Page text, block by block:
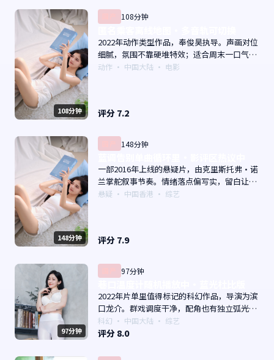
108分钟
108分钟
2022年动作类型作品，奉俊昊执导。声画对位
细腻，氛围不靠硬堆特效；适合周末一口气追
完。主演以演技派为主，适合喜欢强叙事与人
动作 · 中国大陆 · 电影
评分 7.2
148分钟
148分钟
一部2016年上线的悬疑片，由克里斯托弗·诺
兰掌舵叙事节奏。情绪落点偏写实，留白让人
回味；片尾余韵足，讨论空间大。主演以演技
悬疑 · 中国香港 · 综艺
评分 7.9
97分钟
97分钟
2022年片单里值得标记的科幻作品，导演为滨
口龙介。群戏调度干净，配角也有独立弧光；
配乐与画面气质统一。主演以演技派为主，适
合喜欢强叙事与人物关系的观众加入片单。
科幻 · 中国大陆 · 综艺
评分 8.0